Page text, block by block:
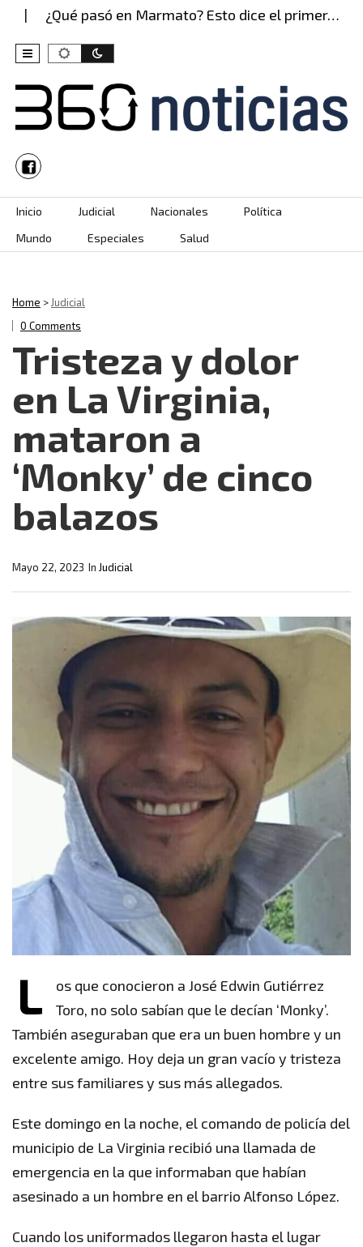
¿Qué pasó en Marmato? Esto dice el primer…
Skip to content
Inicio Judicial Nacionales
Política
Mundo
Especiales Salud
Home >Judicial
0 Comments
Tristeza y dolor
en La Virginia,
mataron a
‘Monky’ de cinco
balazos
In Judicial
Mayo 22, 2023
L
os que conocieron a José Edwin Gutiérrez
Toro, no solo sabían que le decían ‘Monky’.
También aseguraban que era un buen hombre y un
excelente amigo. Hoy deja un gran vacío y tristeza
entre sus familiares y sus más allegados.
Este domingo en la noche, el comando de policía del
municipio de La Virginia recibió una llamada de
emergencia en la que informaban que habían
asesinado a un hombre en el barrio Alfonso López.
Cuando los uniformados llegaron hasta el lugar